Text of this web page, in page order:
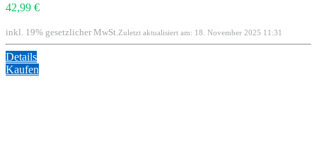
42,99 €
inkl. 19% gesetzlicher MwSt. Zuletzt aktualisiert am: 18. November 2025 11:31
Details
Kaufen